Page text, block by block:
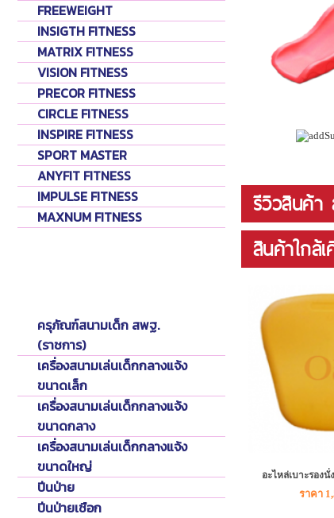
FREEWEIGHT
INSIGTH FITNESS
MATRIX FITNESS
VISION FITNESS
PRECOR FITNESS
CIRCLE FITNESS
INSPIRE FITNESS
SPORT MASTER
ANYFIT FITNESS
IMPULSE FITNESS
MAXNUM FITNESS
ครุภัณฑ์สนามเด็ก สพฐ.
(ราชการ)
เครื่องสนามเล่นเด็กกลางแจ้ง
ขนาดเล็ก
เครื่องสนามเล่นเด็กกลางแจ้ง
ขนาดกลาง
เครื่องสนามเล่นเด็กกลางแจ้ง
ขนาดใหญ่
ปีนป่าย
ปีนป่ายเชือก
รีวิวสินค้า
สินค้าใกล้
อะไหล่เบาะรองนั่
ราคา